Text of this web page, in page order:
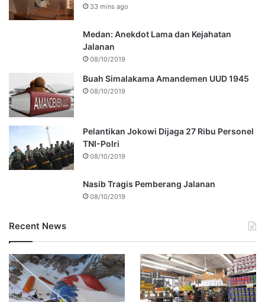
33 mins ago
Medan: Anekdot Lama dan Kejahatan
Jalanan
08/10/2019
Buah Simalakama Amandemen UUD 1945
08/10/2019
Pelantikan Jokowi Dijaga 27 Ribu Personel
TNI-Polri
08/10/2019
Nasib Tragis Pemberang Jalanan
08/10/2019
Recent News